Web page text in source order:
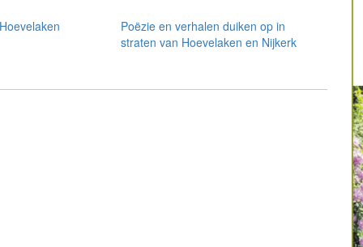
Poëzie en verhalen duiken op in
straten van Hoevelaken en Nijkerk